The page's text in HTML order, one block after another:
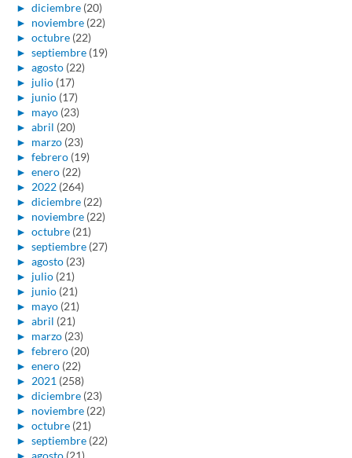
► diciembre (20)
► noviembre (22)
► octubre (22)
► septiembre (19)
► agosto (22)
► julio (17)
► junio (17)
► mayo (23)
► abril (20)
► marzo (23)
► febrero (19)
► enero (22)
► 2022 (264)
► diciembre (22)
► noviembre (22)
► octubre (21)
► septiembre (27)
► agosto (23)
► julio (21)
► junio (21)
► mayo (21)
► abril (21)
► marzo (23)
► febrero (20)
► enero (22)
► 2021 (258)
► diciembre (23)
► noviembre (22)
► octubre (21)
► septiembre (22)
► agosto (21)